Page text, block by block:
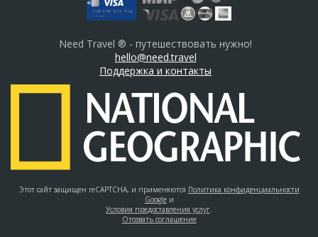
Need Travel ® - путешествовать нужно!
hello@need.travel
Поддержка и контакты
Этот сайт защищен reCAPTCHA, и применяются Политика конфиденциальности
Googleи
Условия предоставления услуг.
Отозвать соглашение